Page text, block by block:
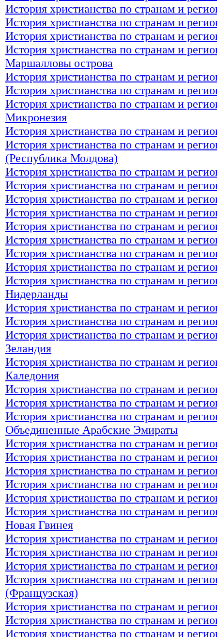
История христианства по странам и
История христианства по странам и
История христианства по странам и
История христианства по странам и
Маршалловы острова
История христианства по странам и
История христианства по странам и
История христианства по странам и
Микронезия
История христианства по странам и
История христианства по странам и
(Республика Молдова)
История христианства по странам и
История христианства по странам и
История христианства по странам и
История христианства по странам и
История христианства по странам и
История христианства по странам и
История христианства по странам и
История христианства по странам и
История христианства по странам и
Нидерланды
История христианства по странам и
История христианства по странам и
История христианства по странам и
Зеландия
История христианства по странам и
Каледония
История христианства по странам и
История христианства по странам и
История христианства по странам и
Объединенные Арабские Эмираты
История христианства по странам и
История христианства по странам и
История христианства по странам и
История христианства по странам и
История христианства по странам и
История христианства по странам и
Новая Гвинея
История христианства по странам и
История христианства по странам и
История христианства по странам и
История христианства по странам и
(Французская)
История христианства по странам и
История христианства по странам и
История христианства по странам и